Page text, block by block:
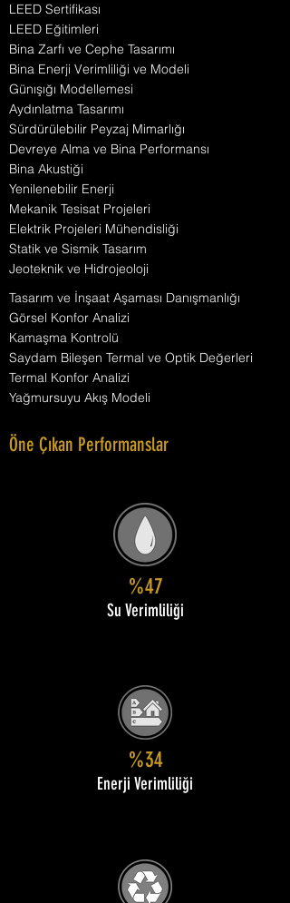
LEED Sertifikası
LEED Eğitimleri
Bina Zarfı ve Cephe Tasarımı
Bina Enerji Verimliliği ve Modeli
Günışığı Modellemesi
Aydınlatma Tasarımı
Sürdürülebilir Peyzaj Mimarlığı
Devreye Alma ve Bina Performansı
Bina Akustiği
Yenilenebilir Enerji
Mekanik Tesisat Projeleri
Elektrik Projeleri Mühendisliği
Statik ve Sismik Tasarım
Jeoteknik ve Hidrojeoloji
Tasarım ve İnşaat Aşaması Danışmanlığı
Görsel Konfor Analizi
Kamaşma Kontrolü
Saydam Bileşen Termal ve Optik Değerleri
Termal Konfor Analizi
Yağmursuyu Akış Modeli
Öne Çıkan Performanslar
%47
Su Verimliliği
%34
Enerji Verimliliği